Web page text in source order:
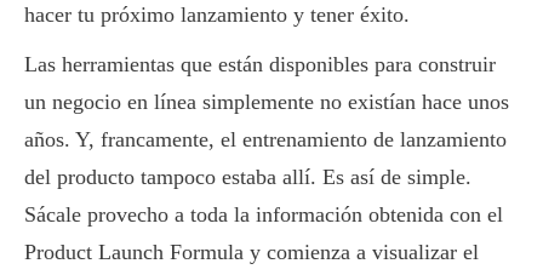
hacer tu próximo lanzamiento y tener éxito.
Las herramientas que están disponibles para construir
un negocio en línea simplemente no existían hace unos
años. Y, francamente, el entrenamiento de lanzamiento
del producto tampoco estaba allí. Es así de simple.
Sácale provecho a toda la información obtenida con el
Product Launch Formula y comienza a visualizar el